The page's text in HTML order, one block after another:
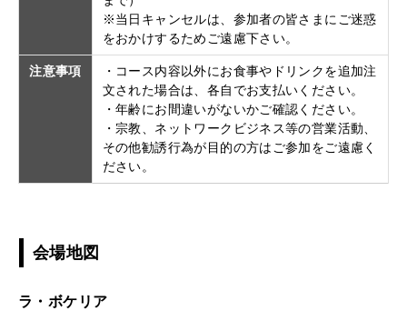
※当日キャンセルは、参加者の皆さまにご迷惑
をおかけするためご遠慮下さい。
注意事項
・コース内容以外にお食事やドリンクを追加注
文された場合は、各自でお支払いください。
・年齢にお間違いがないかご確認ください。
・宗教、ネットワークビジネス等の営業活動、
その他勧誘行為が目的の方はご参加をご遠慮く
ださい。
会場地図
ラ・ボケリア